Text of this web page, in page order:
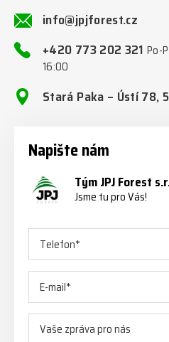
info@jpjforest.cz
+420 773 202 321Po-
16:00
Stará Paka – Ústí 78,
Napište nám
Tým JPJ Forest
Jsme tu pro Vás!